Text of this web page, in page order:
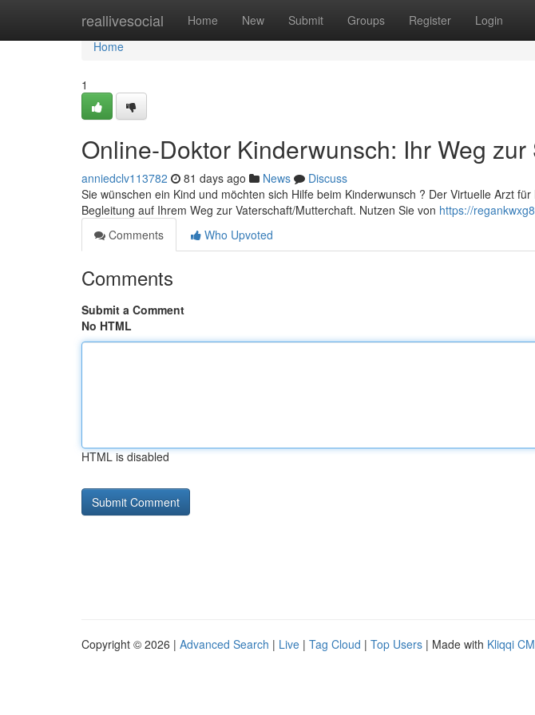
reallivesocial Home New Submit Groups Register Login
Home
Home
1
Online-Doktor Kinderwunsch: Ihr Weg
anniedclv113782 81 days ago News
Discuss
Sie wünschen ein Kind und möchten sich Hilfe beim Kinderwunsch ? Der Virtuelle Arzt
Begleitung auf Ihrem Weg zur Vaterschaft/Mutterchaft. Nutzen Sie von https://
Comments
Who Upvoted
Comments
Submit a Comment
No HTML
HTML is disabled
Copyright © 2026 | Advanced Search | Live | Tag Cloud | Top Users | Made with Kliqqi